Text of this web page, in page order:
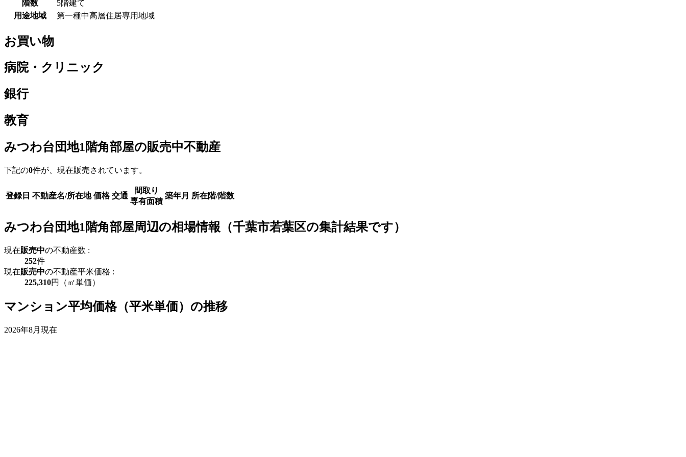
階数
5階建て
用途地域
第一種中高層住居専用地域
お買い物
病院・クリニック
銀行
教育
みつわ台団地1階角部屋の販売中不動産
下記の0件が、現在販売されています。
登録日 不動産名/所在地 価格 交通
間取り
専有面積
築年月 所在階/階数
みつわ台団地1階角部屋周辺の相場情報（千葉市若葉区の集計結果です）
現在販売中の不動産数 :
252件
現在販売中の不動産平米価格 :
225,310円（㎡単価）
マンション平均価格（平米単価）の推移
2026年8月現在